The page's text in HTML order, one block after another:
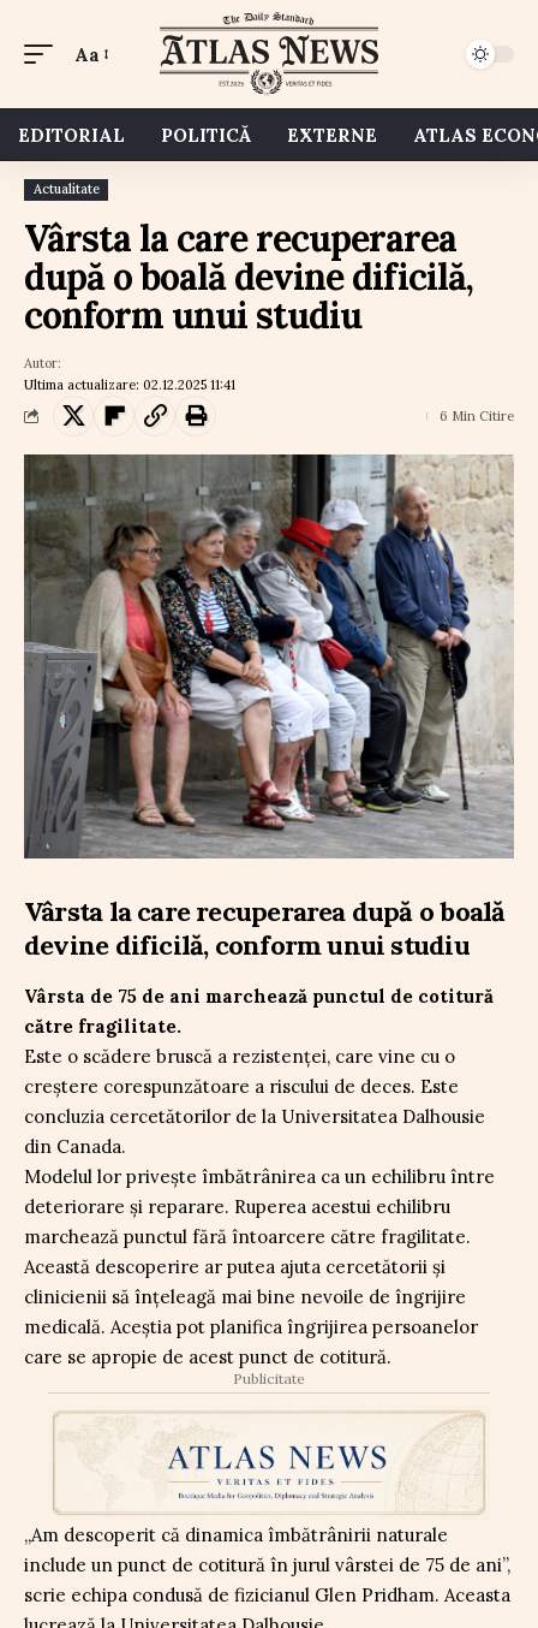
Aa
EDITORIAL POLITICĂ EXTERNE ATLAS
Actualitate
Vârsta la care recuperarea
după o boală devine dificilă,
conform unui studiu
Ultima actualizare: 02.12.2025 11:41
Autor:
6 Min Citire
Vârsta la care recuperarea după o boală
devine dificilă, conform unui studiu
Vârsta de 75 de ani marchează punctul de cotitură
către fragilitate.
Este o scădere bruscă a rezistenței, care vine cu o
creștere corespunzătoare a riscului de deces. Este
concluzia cercetătorilor de la Universitatea Dalhousie
din Canada.
Modelul lor privește îmbătrânirea ca un echilibru între
deteriorare și reparare. Ruperea acestui echilibru
marchează punctul fără întoarcere către fragilitate.
Această descoperire ar putea ajuta cercetătorii și
clinicienii să înțeleagă mai bine nevoile de îngrijire
medicală. Aceștia pot planifica îngrijirea persoanelor
care se apropie de acest punct de cotitură.
Publicitate
„Am descoperit că dinamica îmbătrânirii naturale
include un punct de cotitură în jurul vârstei de 75 de ani”,
scrie echipa condusă de fizicianul Glen Pridham. Aceasta